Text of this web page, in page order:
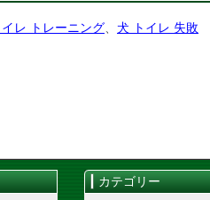
レ トレーニング 犬 トイレ 失敗
カテゴリー